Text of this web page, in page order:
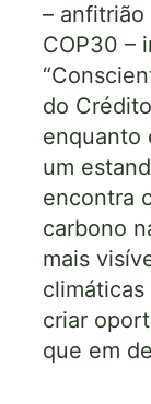
–
COP30 –
do
enquanto
um
encontra
carbono
mais
criar
que em